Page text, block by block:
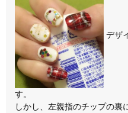
デザ
す。
しかし、左親指のチップの裏